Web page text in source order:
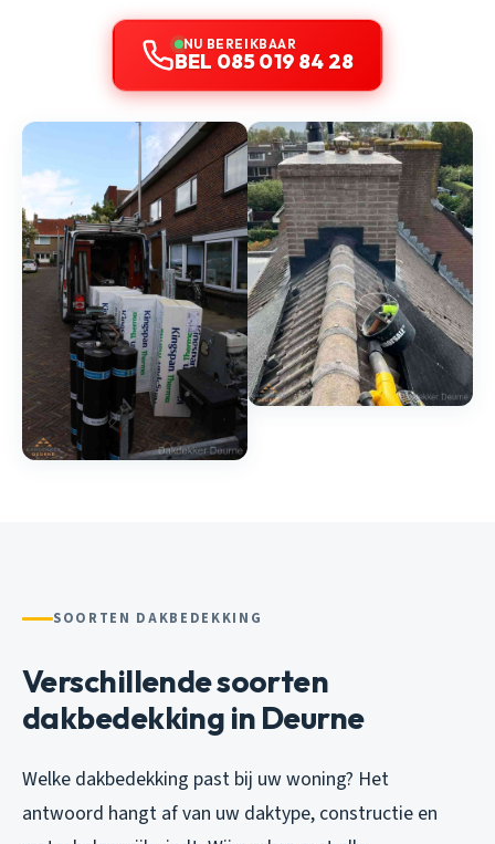
NU BEREIKBAAR
BEL 085 019 84 28
SOORTEN DAKBEDEKKING
Verschillende soorten
dakbedekking in Deurne
Welke dakbedekking past bij uw woning? Het
antwoord hangt af van uw daktype, constructie en